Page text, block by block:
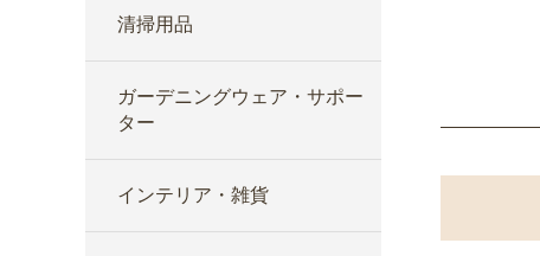
清掃用品
ガーデニングウェア・サポー
ター
インテリア・雑貨